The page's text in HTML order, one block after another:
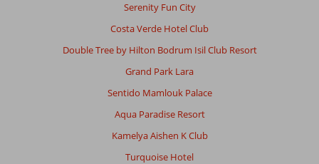
Serenity Fun City
Costa Verde Hotel Club
Double Tree by Hilton Bodrum Isil Club Resort
Grand Park Lara
Sentido Mamlouk Palace
Aqua Paradise Resort
Kamelya Aishen K Club
Turquoise Hotel